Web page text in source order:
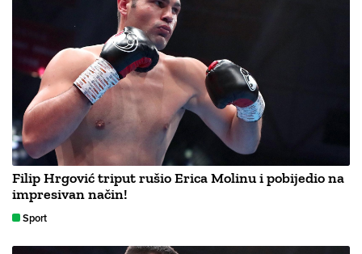
Filip Hrgović triput rušio Erica Molinu i pobijedio na
impresivan način!
Sport